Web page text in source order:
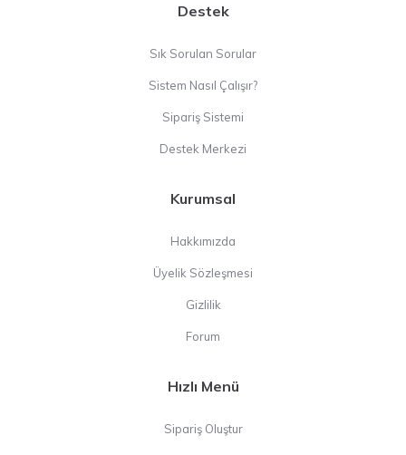
Destek
Sık Sorulan Sorular
Sistem Nasıl Çalışır?
Sipariş Sistemi
Destek Merkezi
Kurumsal
Hakkımızda
Üyelik Sözleşmesi
Gizlilik
Forum
Hızlı Menü
Sipariş Oluştur